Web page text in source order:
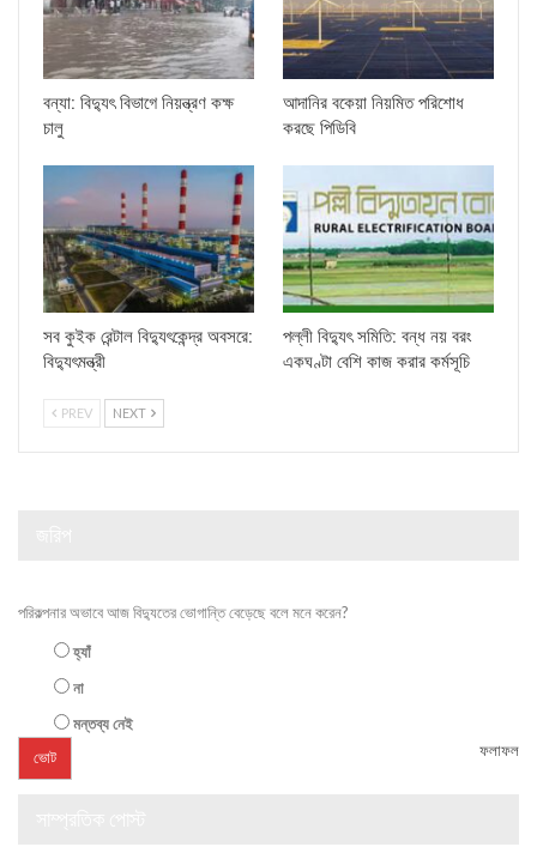
বন্যা: বিদ্যুৎ বিভাগে নিয়ন্ত্রণ কক্ষ
চালু
আদানির বকেয়া নিয়মিত পরিশোধ
করছে পিডিবি
সব কুইক রেন্টাল বিদ্যুৎকেন্দ্র অবসরে:
বিদ্যুৎমন্ত্রী
পল্লী বিদ্যুৎ সমিতি: বন্ধ নয় বরং
একঘণ্টা বেশি কাজ করার কর্মসূচি
PREV NEXT
পরিকল্পনার অভাবে আজ বিদ্যুতের ভোগান্তি বেড়েছে বলে মনে করেন?
হ্যাঁ
না
মন্তব্য নেই
ফলাফল